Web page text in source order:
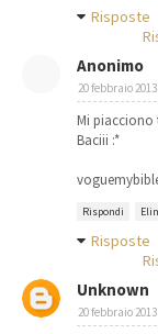
Risposte
Anonimo
20 febbraio
Mi piacciono
Baciii :*
Rispondi
Risposte
Unknown
20 febbraio